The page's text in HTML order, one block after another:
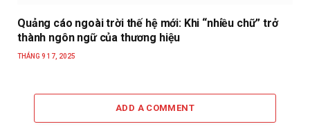
Quảng cáo ngoài trời thế hệ mới: Khi “nhiều chữ” trở
thành ngôn ngữ của thương hiệu
THÁNG 9 17, 2025
ADD A COMMENT